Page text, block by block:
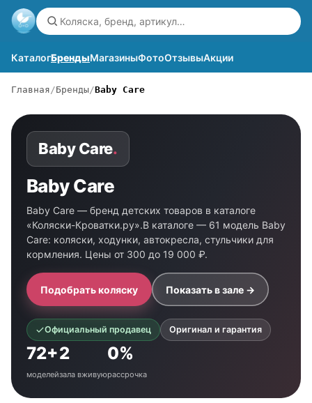
КаталогБрендыМагазиныФотоОтзывыАкции
Главная Бренды Baby Care
Baby Care.
Baby Care
Baby Care — бренд детских товаров в каталоге
«Коляски-Кроватки.ру».В каталоге — 61 модель Baby
Care: коляски, ходунки, автокресла, стульчики для
кормления. Цены от 300 до 19 000 ₽.
Подобрать коляску Показать в зале →
Официальный продавец Оригинал и гарантия
72+
моделей
2
зала вживую
0%
рассрочка